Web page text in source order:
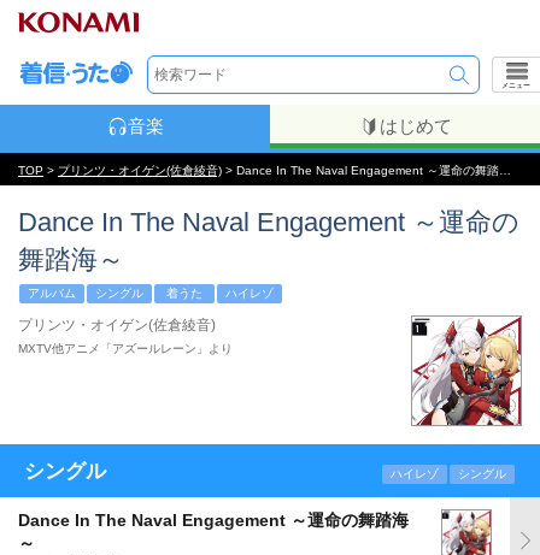
メニュー
音楽 はじめて
TOP > プリンツ・オイゲン(佐倉綾音) > Dance In The Naval Engagement ～運命の舞踏海～
Dance In The Naval Engagement ～運命の
舞踏海～
アルバム シングル 着うた ハイレゾ
プリンツ・オイゲン(佐倉綾音)
MXTV他アニメ「アズールレーン」より
シングル ハイレゾ シングル
Dance In The Naval Engagement ～運命の舞踏海
～